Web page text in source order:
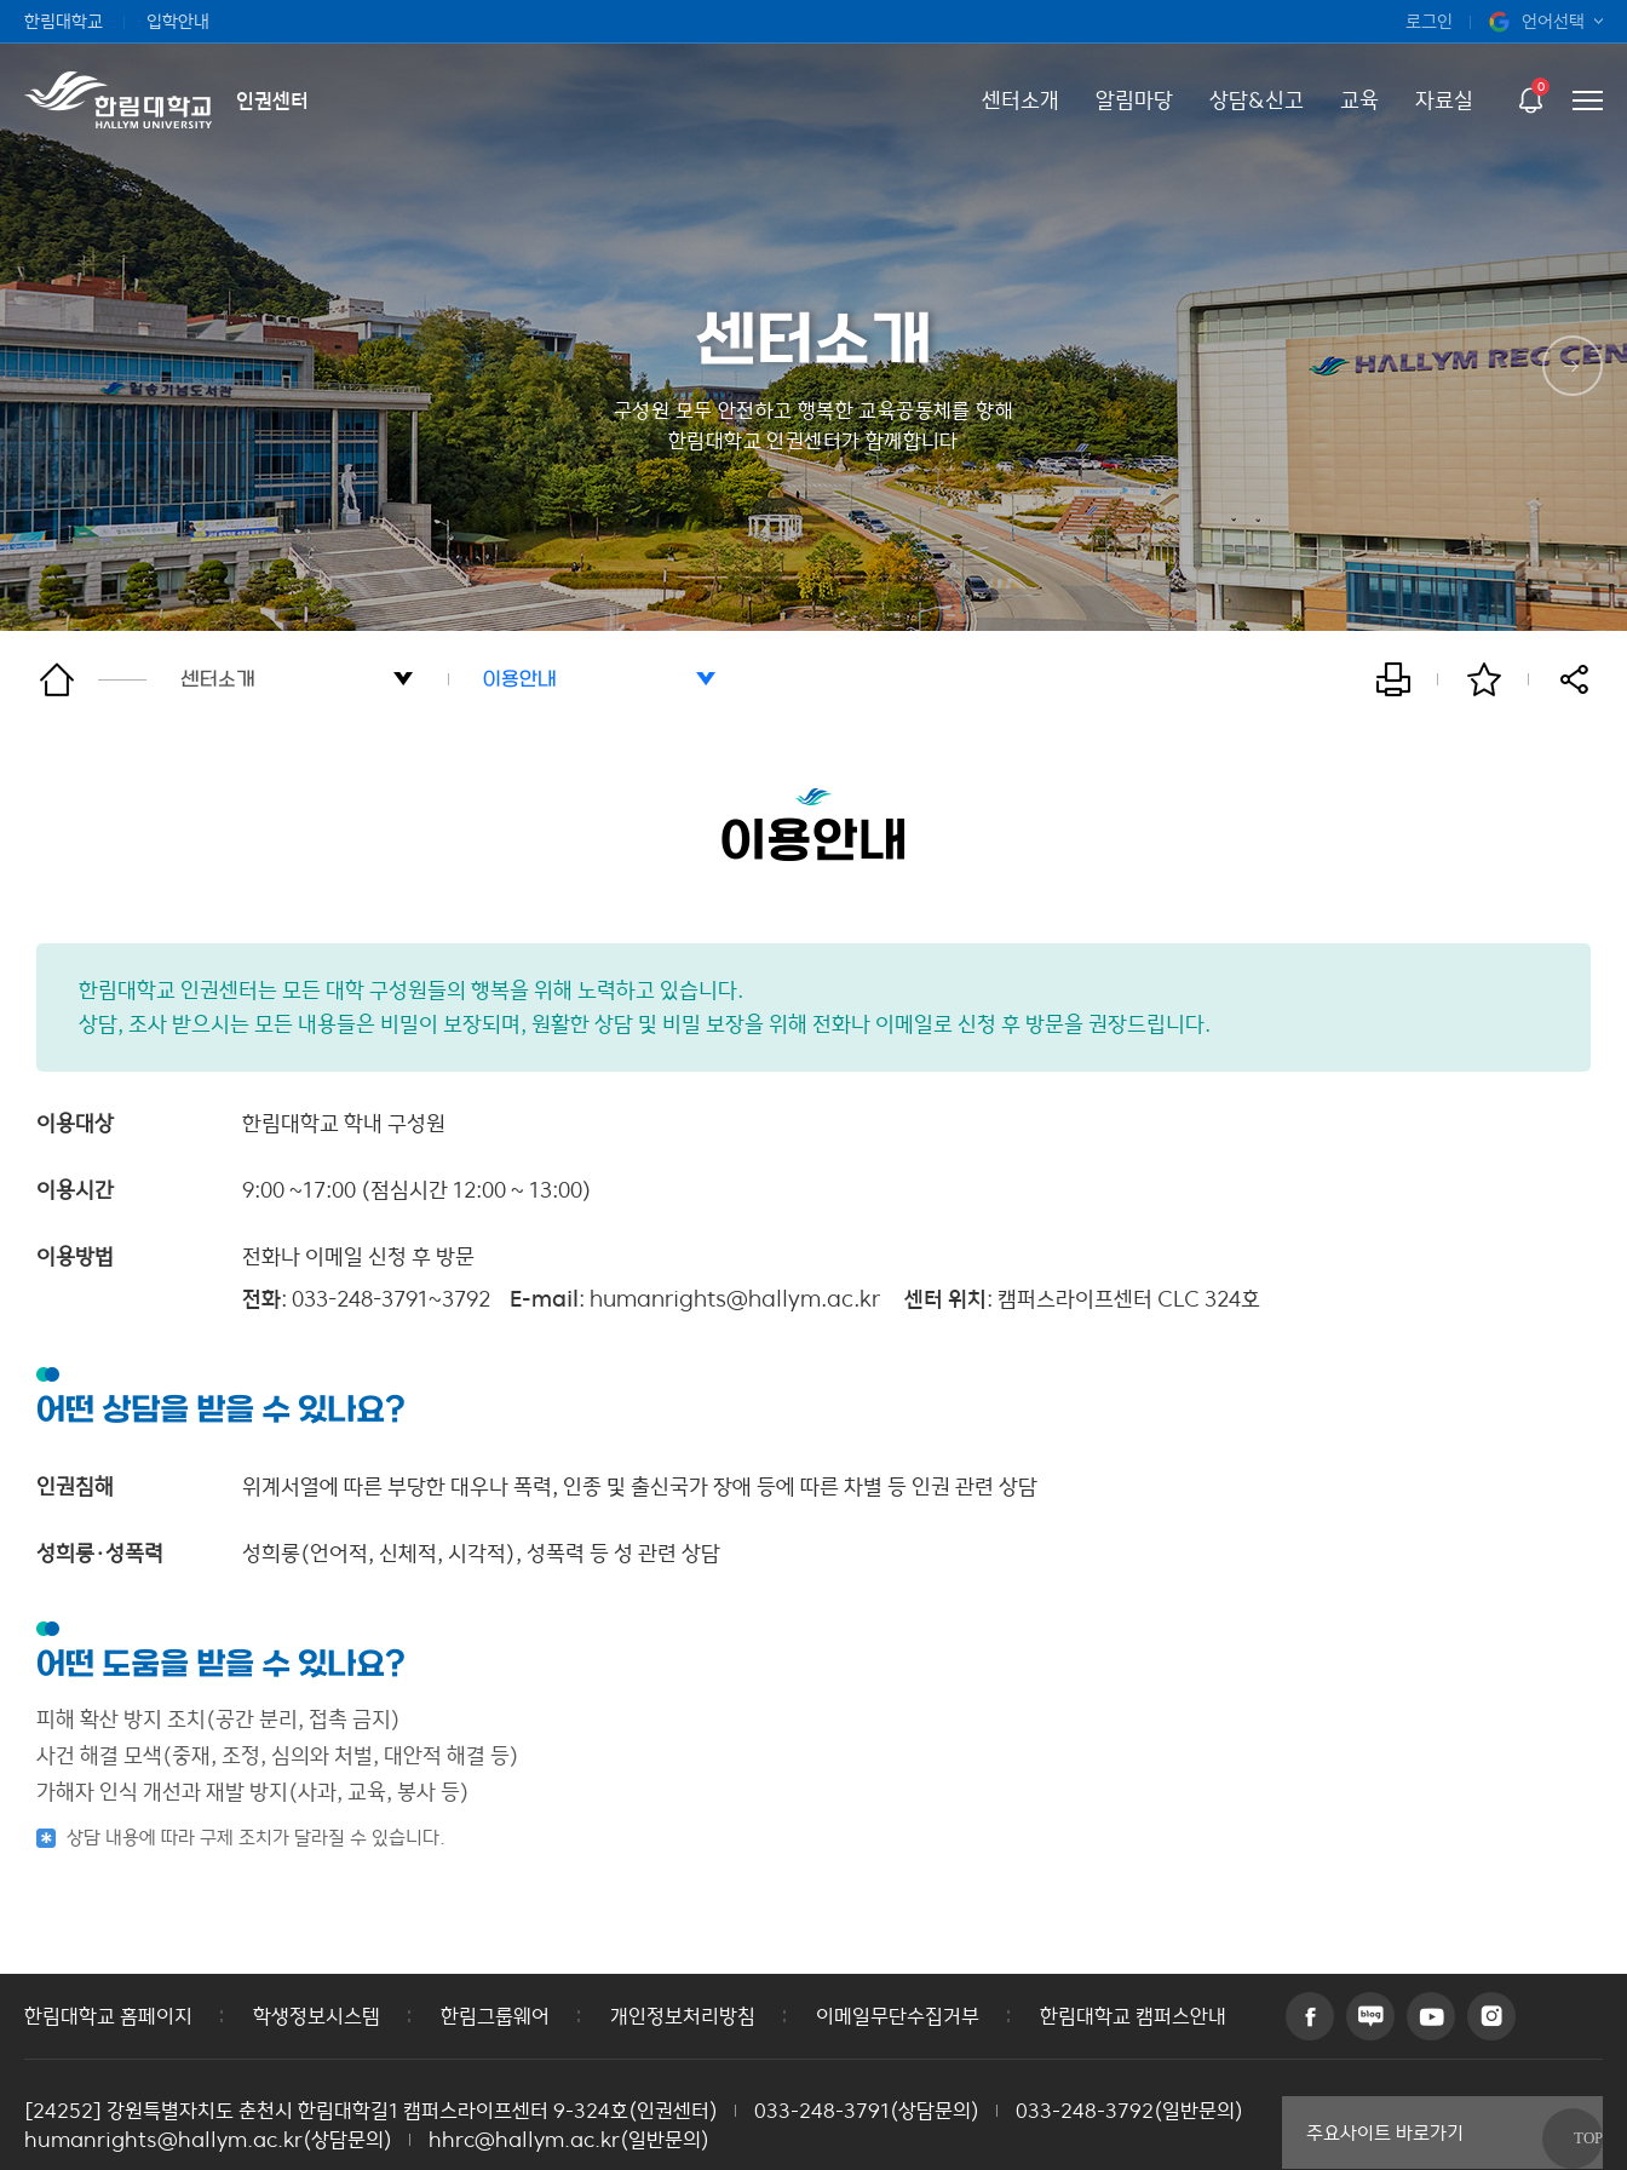
오늘 하루 보지 않기
한림대학교 입학안내 로그인 언어선택
ENG
인권센터 센터소개 알림마당 상담&신고 교육 자료실 0
센터소개
구성원 모두 안전하고 행복한 교육공동체를 향해
한림대학교 인권센터가 함께합니다
센터소개
교육
자료실
이용안내
이용안내
오시는길
이용안내
한림대학교 인권센터는 모든 대학 구성원들의 행복을 위해 노력하고 있습니다.
상담, 조사 받으시는 모든 내용들은 비밀이 보장되며, 원활한 상담 및 비밀 보장을 위해 전화나 이메일로 신청 후 방문을 권장드립니다.
이용대상 한림대학교 학내 구성원
이용시간 9:00 ~17:00 (점심시간 12:00 ~ 13:00)
이용방법
전화나 이메일 신청 후 방문
전화: 033-248-3791~3792 E-mail: humanrights@hallym.ac.kr ㅤ 센터 위치: 캠퍼스라이프센터 CLC 324호
어떤 상담을 받을 수 있나요?
인권침해 위계서열에 따른 부당한 대우나 폭력, 인종 및 출신국가 장애 등에 따른 차별 등 인권 관련 상담
성희롱·성폭력 성희롱(언어적, 신체적, 시각적), 성폭력 등 성 관련 상담
어떤 도움을 받을 수 있나요?
피해 확산 방지 조치(공간 분리, 접촉 금지)
사건 해결 모색(중재, 조정, 심의와 처벌, 대안적 해결 등)
가해자 인식 개선과 재발 방지(사과, 교육, 봉사 등)
상담 내용에 따라 구제 조치가 달라질 수 있습니다.
한림대학교 홈페이지 학생정보시스템 한림그룹웨어 개인정보처리방침 이메일무단수집거부 한림대학교 캠퍼스안내
[24252] 강원특별자치도 춘천시 한림대학길1 캠퍼스라이프센터 9-324호(인권센터) 033-248-3791(상담문의)
033-248-3792(일반문의)
humanrights@hallym.ac.kr(상담문의)
hhrc@hallym.ac.kr(일반문의) 주요사이트 바로가기